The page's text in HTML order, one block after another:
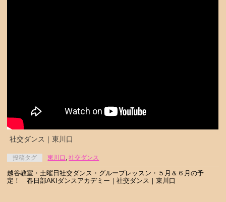
社交ダンス｜東川口
投稿タグ 東川口 ,社交ダンス
越谷教室・土曜日社交ダンス・グループレッスン・５月＆６月の予
定！ 春日部AKIダンスアカデミー｜社交ダンス｜東川口